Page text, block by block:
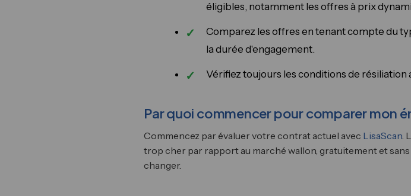
éligibles, notamment les offres à prix
Comparez les offres en tenant compte du
la durée d'engagement.
Vérifiez toujours les conditions de résiliation
Par quoi commencer pour comparer mon
Commencez par évaluer votre contrat actuel avec LisaScan.
trop cher par rapport au marché wallon, gratuitement et
changer.